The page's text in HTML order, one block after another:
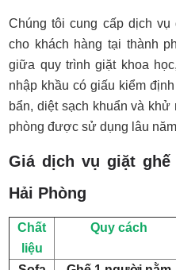
Chúng tôi cung cấp dịch vụ
cho khách hàng tại thành
giữa quy trình giặt khoa
nhập khầu có giấu kiểm
bẩn, diệt sạch khuẩn và
phòng được sử dụng lâu
Giá dịch vụ giặt
Hải Phòng
Chất
liệu
Quy cách